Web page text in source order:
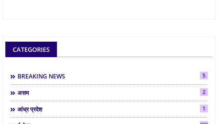
CATEGORIES
BREAKING NEWS 5
असम 2
आंध्र प्रदेश 1